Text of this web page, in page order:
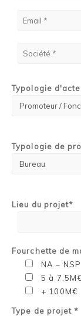
Typologie
Typologie de
Lieu du projet*
Fourchette de
NA – NSP
5 à 7,5M€
+ 100M€
Type de projet *